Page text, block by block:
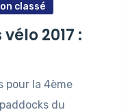
classé
2017 :
pour la 4ème
du